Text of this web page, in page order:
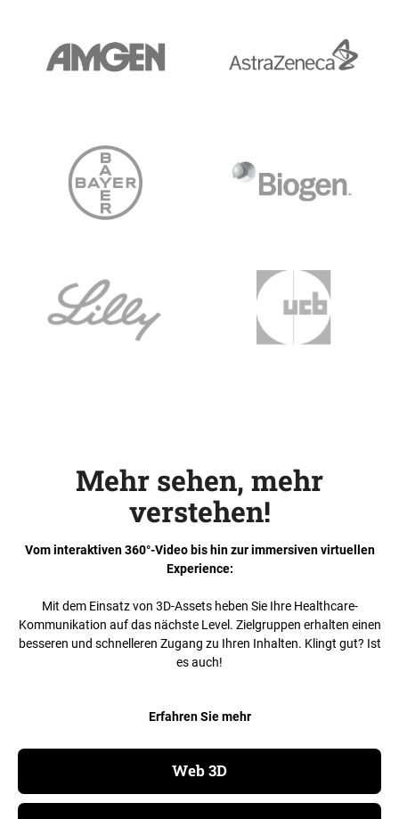
Mehr sehen, mehr
verstehen!
Vom interaktiven 360°-Video bis hin zur immersiven virtuellen
Experience:
Mit dem Einsatz von 3D-Assets heben Sie Ihre Healthcare-
Kommunikation auf das nächste Level. Zielgruppen erhalten einen
besseren und schnelleren Zugang zu Ihren Inhalten. Klingt gut? Ist
es auch!
Erfahren Sie mehr
Web 3D